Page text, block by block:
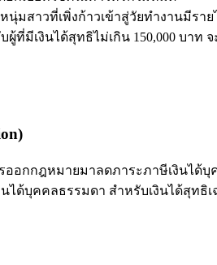
นุ่มสาวที่เพิ่งก้าวเข้าสู่วัยทำงานมีราย
ผู้ที่มีเงินได้สุทธิไม่เกิน 150,000 บาท
ออกกฎหมายมาลดภาระภาษีเงินได้บุ
นได้บุคคลธรรมดา สำหรับเงินได้สุทธิ